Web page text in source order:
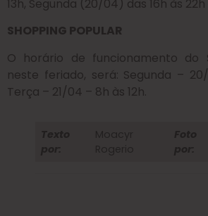
13h, Segunda (20/04) das 16h às
SHOPPING POPULAR
O horário de funcionamento do
neste feriado, será: Segunda –
Terça – 21/04 – 8h às 12h.